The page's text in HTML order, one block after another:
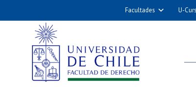
Facultades
Cs. Químicas y
U-